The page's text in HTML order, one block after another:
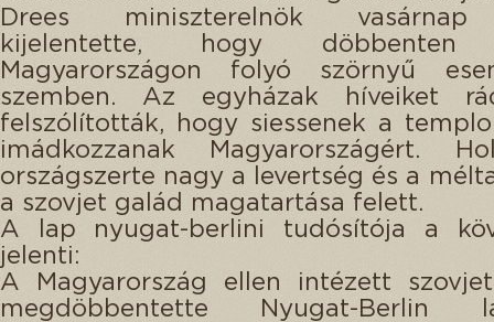
Drees miniszterelnök
kijelentette, hogy
Magyarországon folyó szörnyű
szemben. Az egyházak híveiket
felszólították, hogy siessenek a
imádkozzanak Magyarországért.
országszerte nagy a levertség és a
a szovjet galád magatartása felett.
A lap nyugat-berlini tudósítója a
jelenti:
A Magyarország ellen intézett
megdöbbentette Nyugat-Berlin